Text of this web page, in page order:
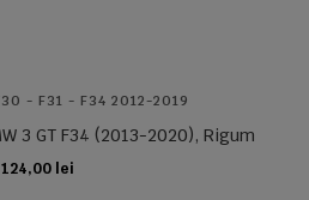
- F31 - F34 2012-2019
3 GT F34 (2013-2020), Rigum
124,00 leiIN COS